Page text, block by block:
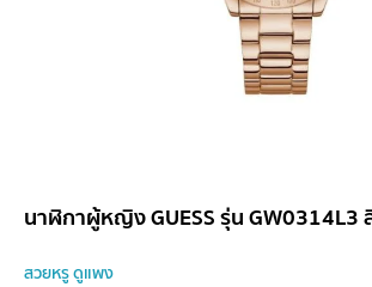
นาฬิกาผู้หญิง GUESS รุ่น GW0314L3
สวยหรู ดูแพง